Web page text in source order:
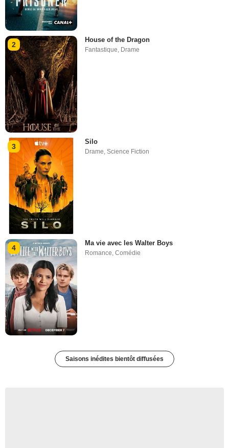
2
House of the Dragon
Fantastique, Drame
3
Silo
Drame ,Science Fiction
4
Ma vie avec les Walter Boys
Romance,Comédie
Saisons inédites bientôt diffusées